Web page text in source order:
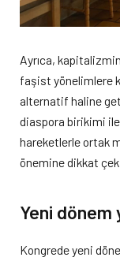
Ayrıca,
faşist yönelimlere
alternatif haline
diaspora birikimi
hareketlerle ortak
önemine dikkat
Yeni
Kongrede yeni